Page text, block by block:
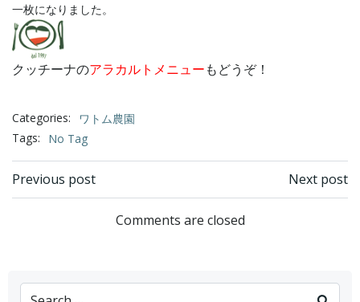
一枚になりました。
クッチーナのアラカルトメニューもどうぞ！
Categories:
ワトム農園
Tags:
No Tag
Post
navigation
Previous post
navigation
Next post
Comments are closed
Search